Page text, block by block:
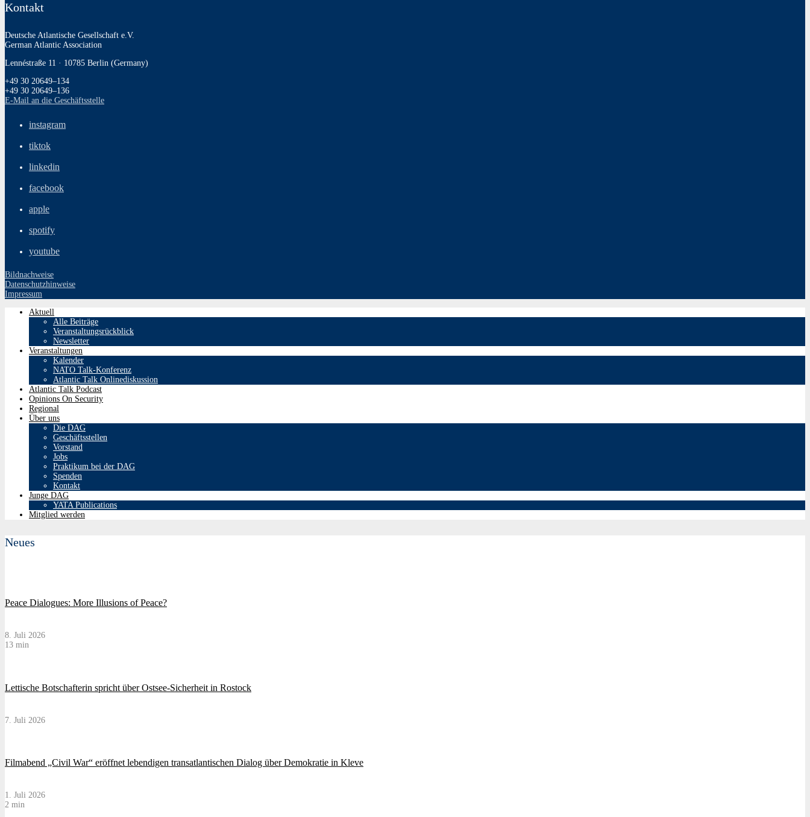
Kontakt
Deutsche Atlantische Gesellschaft e.V.
German Atlantic Association
Lennéstraße 11 · 10785 Berlin (Germany)
+49 30 20649–134
+49 30 20649–136
E‑Mail an die Geschäftsstelle
instagram
tiktok
linkedin
facebook
apple
spotify
youtube
Bildnachweise
Datenschutzhinweise
Impressum
Aktuell
Alle Beiträge
Veranstaltungsrückblick
Newsletter
Veranstaltungen
Kalender
NATO Talk-Konferenz
Atlantic Talk Onlinediskussion
Atlantic Talk Podcast
Opinions On Security
Regional
Über uns
Die DAG
Geschäftsstellen
Vorstand
Jobs
Praktikum bei der DAG
Spenden
Kontakt
Junge DAG
YATA Publications
Mitglied werden
Neues
Peace Dialogues: More Illusions of Peace?
8. Juli 2026
13 min
Lettische Botschafterin spricht über Ostsee-Sicherheit in Rostock
7. Juli 2026
Filmabend „Civil War“ eröffnet lebendigen transatlantischen Dialog über Demokratie in Kleve
1. Juli 2026
2 min